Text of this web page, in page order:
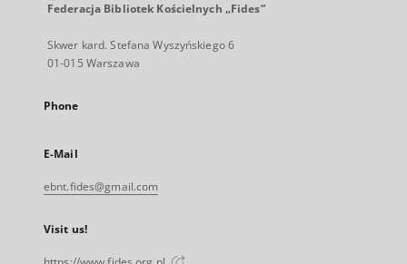
Federacja Bibliotek Kościelnych „Fides”
Skwer kard. Stefana Wyszyńskiego 6
01-015 Warszawa
Phone
E-Mail
ebnt.fides@gmail.com
Visit us!